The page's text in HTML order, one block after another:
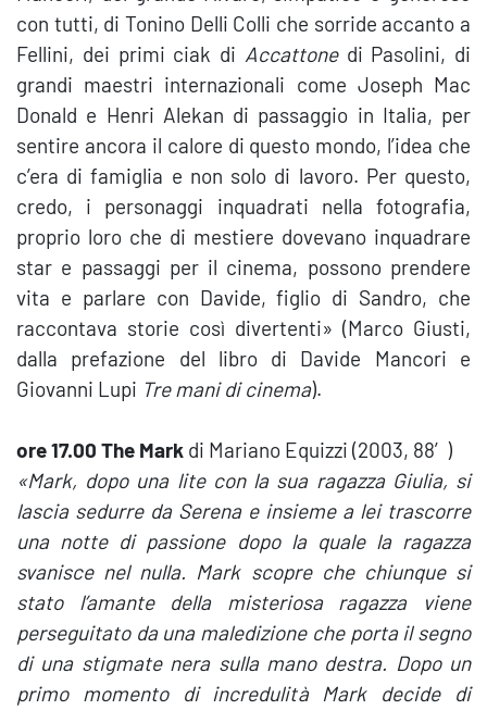
con tutti, di Tonino Delli Colli che sorride accanto a
Fellini, dei primi ciak di Accattonedi Pasolini, di
grandi maestri internazionali come Joseph Mac
Donald e Henri Alekan di passaggio in Italia, per
sentire ancora il calore di questo mondo, l’idea che
c’era di famiglia e non solo di lavoro. Per questo,
credo, i personaggi inquadrati nella fotografia,
proprio loro che di mestiere dovevano inquadrare
star e passaggi per il cinema, possono prendere
vita e parlare con Davide, figlio di Sandro, che
raccontava storie così divertenti» (Marco Giusti,
dalla prefazione del libro di Davide Mancori e
Giovanni Lupi Tre mani di cinema).
ore 17.00 The Mark di Mariano Equizzi (2003, 88′)
«Mark, dopo una lite con la sua ragazza Giulia, si
lascia sedurre da Serena e insieme a lei trascorre
una notte di passione dopo la quale la ragazza
svanisce nel nulla. Mark scopre che chiunque si
stato l’amante della misteriosa ragazza viene
perseguitato da una maledizione che porta il segno
di una stigmate nera sulla mano destra. Dopo un
primo momento di incredulità Mark decide di